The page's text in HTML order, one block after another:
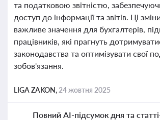
та податковою звітністю,
доступ до інформації та звітів. Ці
важливе значення для бухгалтерів,
працівників, які прагнуть
законодавства та оптимізувати свої
зобов'язання.
LIGA ZAKON, 24 жовтня 2025
Повний AI-підсумок дня та